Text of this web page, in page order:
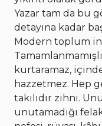
Yazar tam da bu
detayına kadar
Modern toplum
kurtaramaz,
hazzetmez. Hep
takılıdır zihni.
unutamadığı